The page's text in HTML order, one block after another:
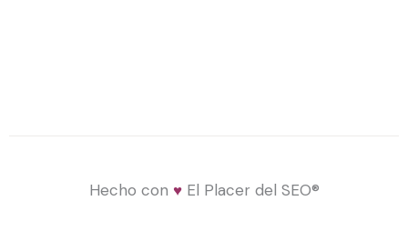
Hecho con ♥El Placer del SEO®